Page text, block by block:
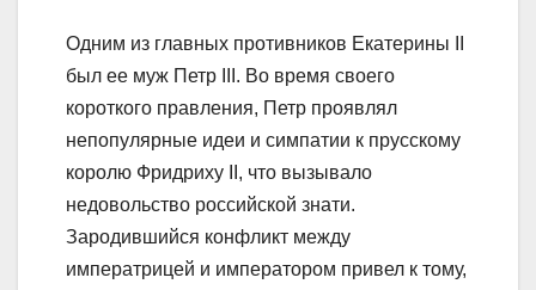
Одним из главных противников Екатерины II
был ее муж Петр III. Во время своего
короткого правления, Петр проявлял
непопулярные идеи и симпатии к прусскому
королю Фридриху II, что вызывало
недовольство российской знати.
Зародившийся конфликт между
императрицей и императором привел к тому,